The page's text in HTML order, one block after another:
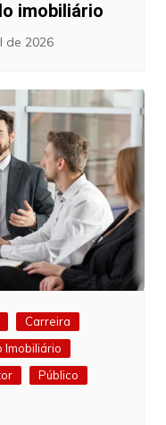
imobiliário
de 2026
Carreira
Imobiliário
Público